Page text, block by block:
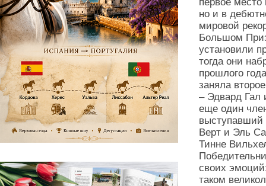
но и в
мировой
Большом
установили
тогда они
прошлого
заняла
– Эдвард Гал
еще один
выступавший
Верт и Эль
Тинне
своих
таком